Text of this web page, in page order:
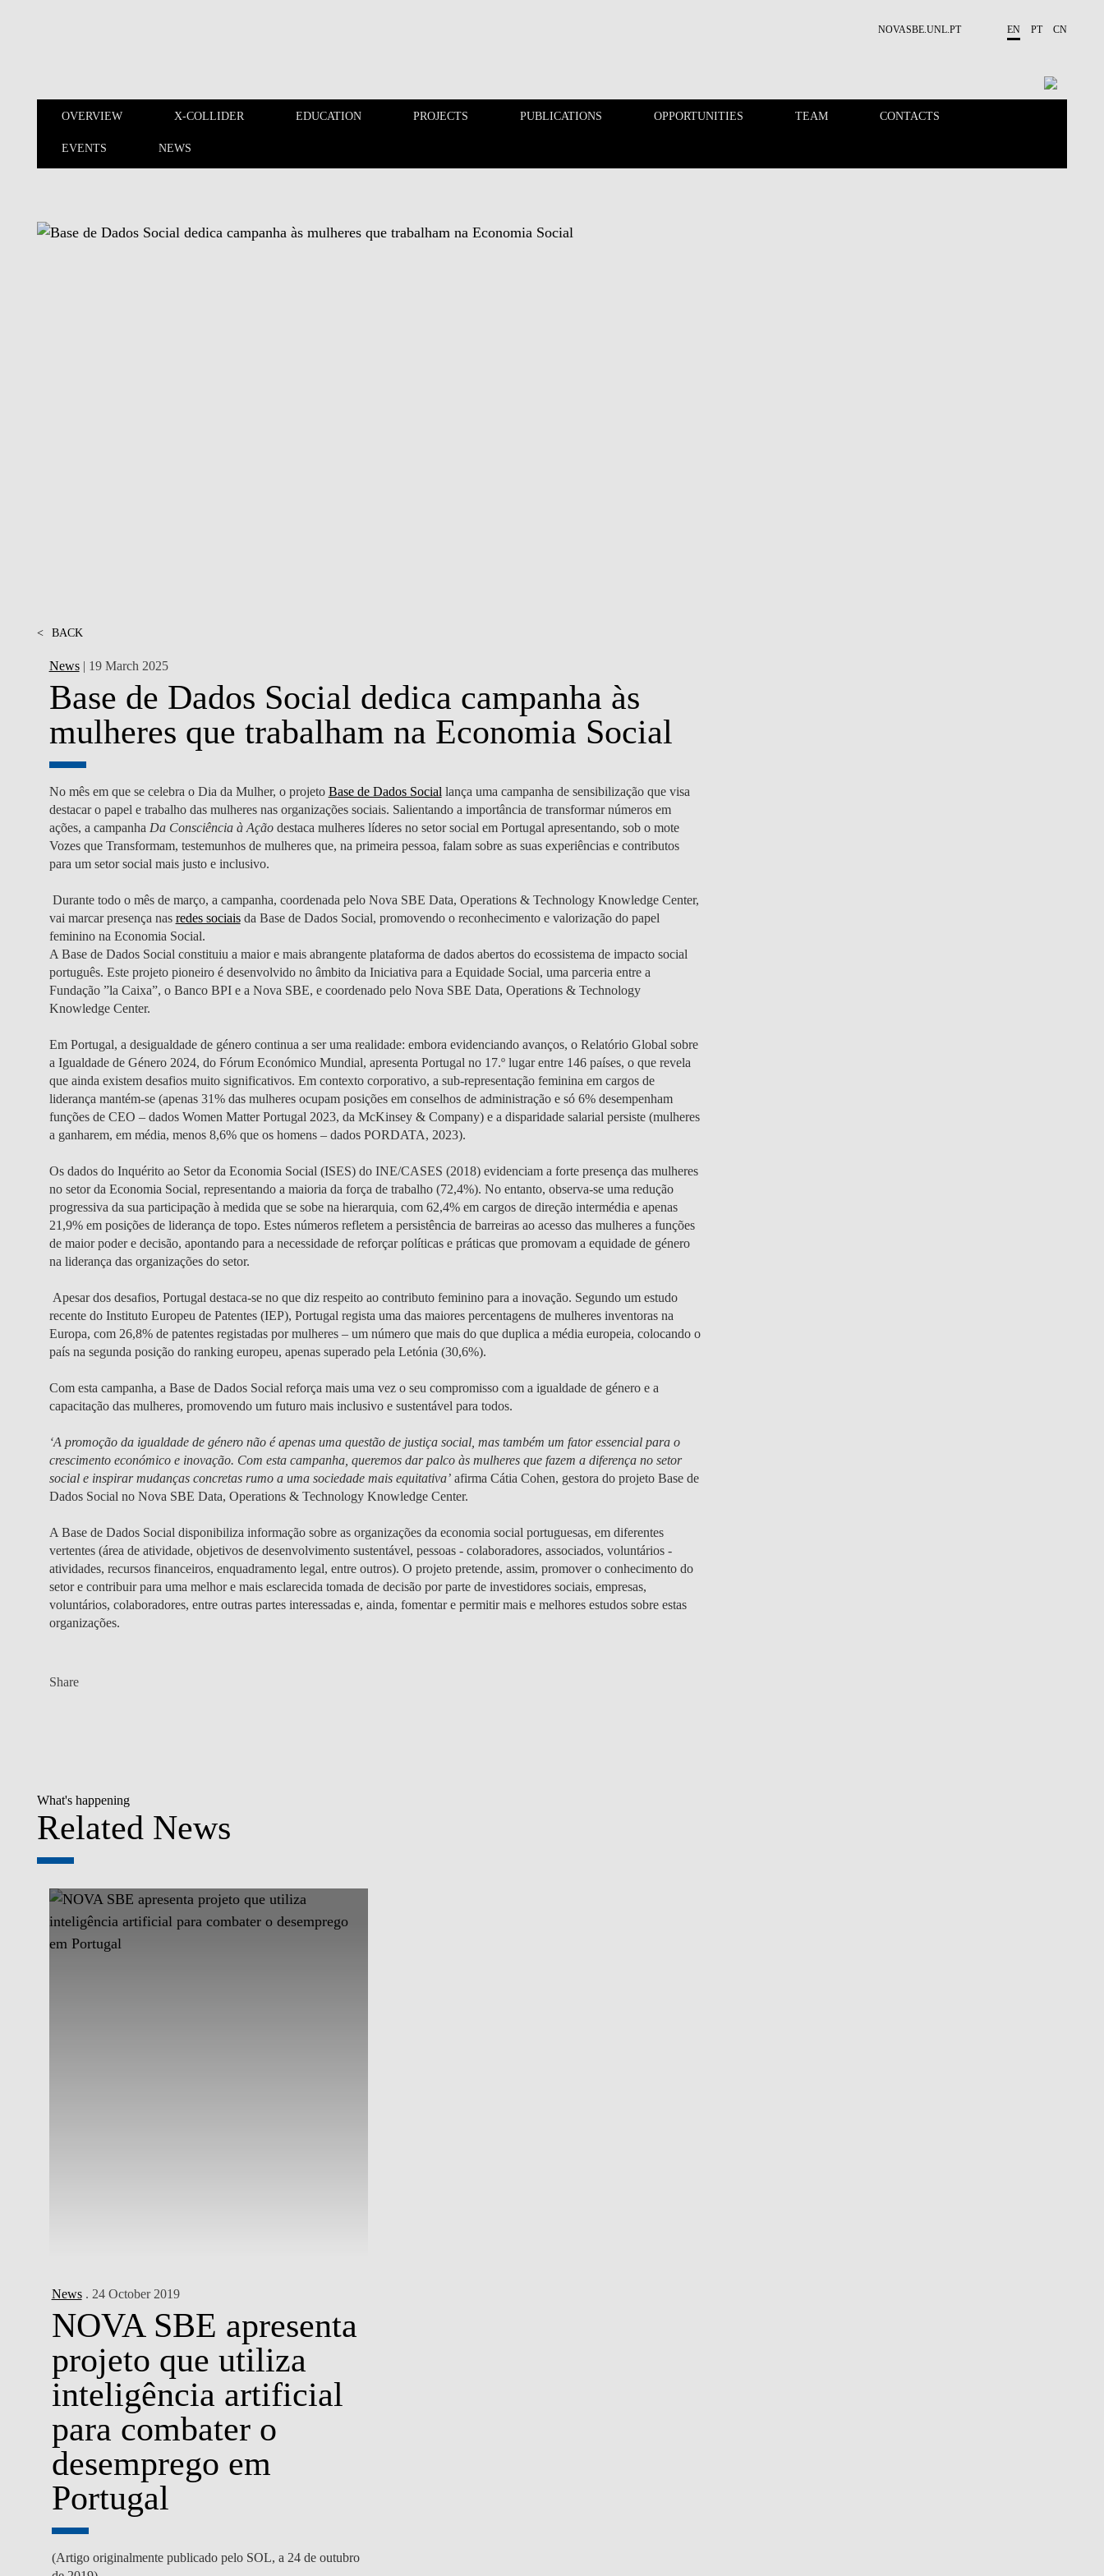
NOVASBE.UNL.PT EN PT CN
OVERVIEW X-COLLIDER EDUCATION PROJECTS PUBLICATIONS OPPORTUNITIES TEAM CONTACTS
EVENTS
NEWS
OVERVIEW
X-COLLIDER EDUCATION PROJECTS PUBLICATIONS OPPORTUNITIES
< BACK
News| 19 March 2025
Base de Dados Social dedica campanha às
mulheres que trabalham na Economia Social
No mês em que se celebra o Dia da Mulher, o projeto Base de Dados Social lança uma campanha de sensibilização que visa
destacar o papel e trabalho das mulheres nas organizações sociais. Salientando a importância de transformar números em
ações, a campanha Da Consciência à Açãodestaca mulheres líderes no setor social em Portugal apresentando, sob o mote
Vozes que Transformam, testemunhos de mulheres que, na primeira pessoa, falam sobre as suas experiências e contributos
para um setor social mais justo e inclusivo.
Durante todo o mês de março, a campanha, coordenada pelo Nova SBE Data, Operations & Technology Knowledge Center,
vai marcar presença nas redes sociaisda Base de Dados Social, promovendo o reconhecimento e valorização do papel
feminino na Economia Social.
A Base de Dados Social constituiu a maior e mais abrangente plataforma de dados abertos do ecossistema de impacto social
português. Este projeto pioneiro é desenvolvido no âmbito da Iniciativa para a Equidade Social, uma parceria entre a
Fundação ”la Caixa”, o Banco BPI e a Nova SBE, e coordenado pelo Nova SBE Data, Operations & Technology
Knowledge Center.
Em Portugal, a desigualdade de género continua a ser uma realidade: embora evidenciando avanços, o Relatório Global sobre
a Igualdade de Género 2024, do Fórum Económico Mundial, apresenta Portugal no 17.º lugar entre 146 países, o que revela
que ainda existem desafios muito significativos. Em contexto corporativo, a sub-representação feminina em cargos de
liderança mantém-se (apenas 31% das mulheres ocupam posições em conselhos de administração e só 6% desempenham
funções de CEO – dados Women Matter Portugal 2023, da McKinsey & Company) e a disparidade salarial persiste (mulheres
a ganharem, em média, menos 8,6% que os homens – dados PORDATA, 2023).
Os dados do Inquérito ao Setor da Economia Social (ISES) do INE/CASES (2018) evidenciam a forte presença das mulheres
no setor da Economia Social, representando a maioria da força de trabalho (72,4%). No entanto, observa-se uma redução
progressiva da sua participação à medida que se sobe na hierarquia, com 62,4% em cargos de direção intermédia e apenas
21,9% em posições de liderança de topo. Estes números refletem a persistência de barreiras ao acesso das mulheres a funções
de maior poder e decisão, apontando para a necessidade de reforçar políticas e práticas que promovam a equidade de género
na liderança das organizações do setor.
Apesar dos desafios, Portugal destaca-se no que diz respeito ao contributo feminino para a inovação. Segundo um estudo
recente do Instituto Europeu de Patentes (IEP), Portugal regista uma das maiores percentagens de mulheres inventoras na
Europa, com 26,8% de patentes registadas por mulheres – um número que mais do que duplica a média europeia, colocando o
país na segunda posição do ranking europeu, apenas superado pela Letónia (30,6%).
Com esta campanha, a Base de Dados Social reforça mais uma vez o seu compromisso com a igualdade de género e a
capacitação das mulheres, promovendo um futuro mais inclusivo e sustentável para todos.
‘A promoção da igualdade de género não é apenas uma questão de justiça social, mas também um fator essencial para o
crescimento económico e inovação. Com esta campanha, queremos dar palco às mulheres que fazem a diferença no setor
social e inspirar mudanças concretas rumo a uma sociedade mais equitativa’afirma Cátia Cohen, gestora do projeto Base de
Dados Social no Nova SBE Data, Operations & Technology Knowledge Center.
A Base de Dados Social disponibiliza informação sobre as organizações da economia social portuguesas, em diferentes
vertentes (área de atividade, objetivos de desenvolvimento sustentável, pessoas - colaboradores, associados, voluntários -
atividades, recursos financeiros, enquadramento legal, entre outros). O projeto pretende, assim, promover o conhecimento do
setor e contribuir para uma melhor e mais esclarecida tomada de decisão por parte de investidores sociais, empresas,
voluntários, colaboradores, entre outras partes interessadas e, ainda, fomentar e permitir mais e melhores estudos sobre estas
organizações.
Share
What's happening
Related News
News. 24 October 2019
NOVA SBE apresenta
projeto que utiliza
inteligência artificial
para combater o
desemprego em
Portugal
(Artigo originalmente publicado pelo SOL, a 24 de outubro